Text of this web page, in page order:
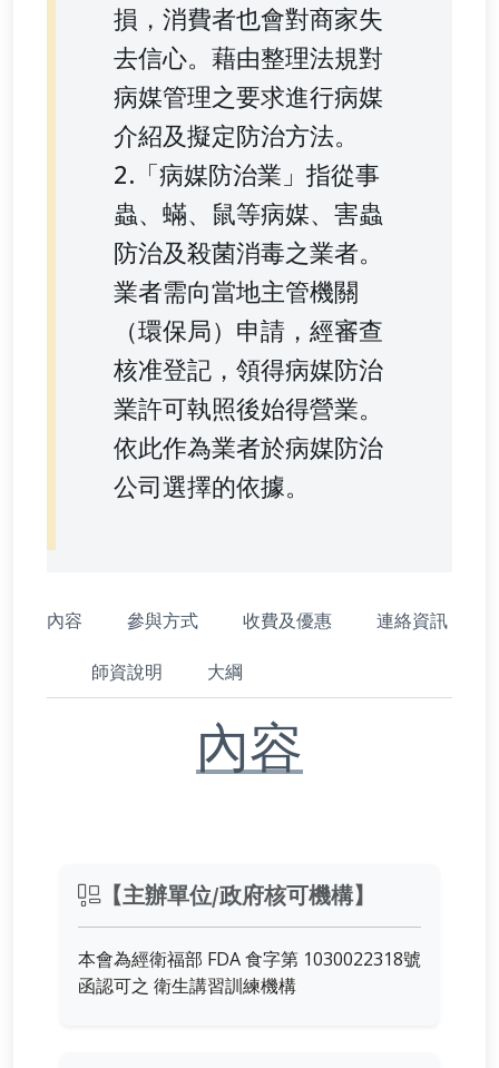
損，消費者也會對商家失
去信心。藉由整理法規對
病媒管理之要求進行病媒
介紹及擬定防治方法。
2.「病媒防治業」指從事
蟲、蟎、鼠等病媒、害蟲
防治及殺菌消毒之業者。
業者需向當地主管機關
（環保局）申請，經審查
核准登記，領得病媒防治
業許可執照後始得營業。
依此作為業者於病媒防治
公司選擇的依據。
內容 參與方式 收費及優惠
連絡資訊
師資說明
大綱
內容
【主辦單位/政府核可機構】
本會為經衛福部 FDA 食字第 1030022318號
函認可之 衛生講習訓練機構